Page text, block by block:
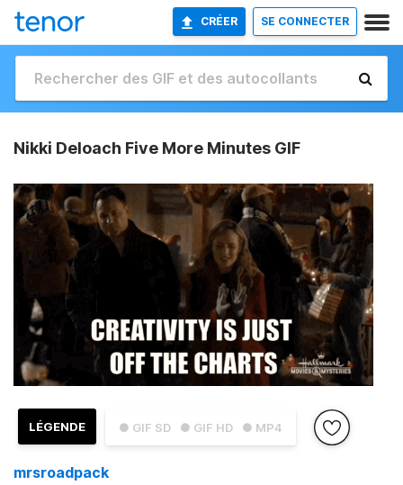
CRÉER SE CONNECTER
Nikki Deloach Five More Minutes GIF
● GIF SD ● GIF HD ● MP4
LÉGENDE
mrsroadpack